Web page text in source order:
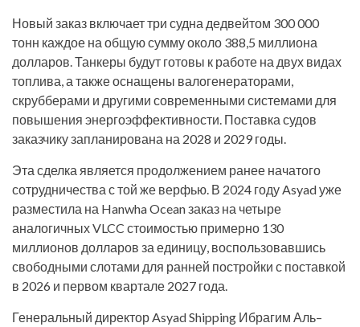
Новый заказ включает три судна дедвейтом 300 000
тонн каждое на общую сумму около 388,5 миллиона
долларов. Танкеры будут готовы к работе на двух видах
топлива, а также оснащены валогенераторами,
скрубберами и другими современными системами для
повышения энергоэффективности. Поставка судов
заказчику запланирована на 2028 и 2029 годы.
Эта сделка является продолжением ранее начатого
сотрудничества с той же верфью. В 2024 году Asyad уже
разместила на Hanwha Ocean заказ на четыре
аналогичных VLCC стоимостью примерно 130
миллионов долларов за единицу, воспользовавшись
свободными слотами для ранней постройки с поставкой
в 2026 и первом квартале 2027 года.
Генеральный директор Asyad Shipping Ибрагим Аль–